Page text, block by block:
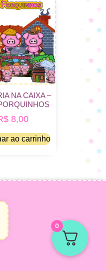
NA CAIXA –
8,00
ao carrinho
0